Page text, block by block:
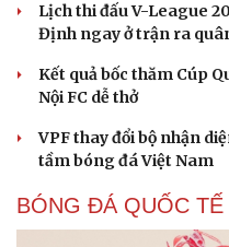
Lịch thi đấu V-League
Định ngay ở trận ra
Kết quả bốc thăm Cúp
Nội FC dễ thở
VPF thay đổi bộ nhận
tầm bóng đá Việt Nam
BÓNG ĐÁ QUỐC TẾ